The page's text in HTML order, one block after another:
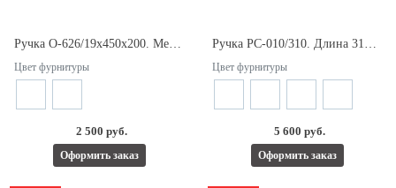
Ручка О-626/19х450х200. Межосевое расстояние 450/200мм.
Цвет фурнитуры
2 500 руб.
Оформить заказ
Ручка РС-010/310. Длина 310мм. Межосевое расстояние 300мм.
Цвет фурнитуры
5 600 руб.
Оформить заказ